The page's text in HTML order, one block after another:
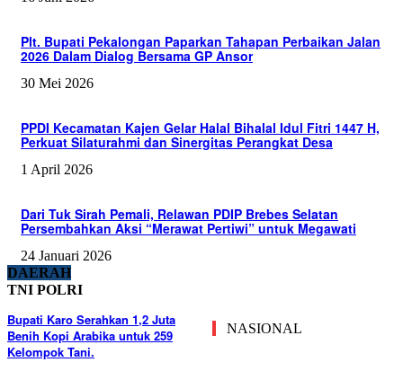
Plt. Bupati Pekalongan Paparkan Tahapan Perbaikan Jalan
2026 Dalam Dialog Bersama GP Ansor
30 Mei 2026
PPDI Kecamatan Kajen Gelar Halal Bihalal Idul Fitri 1447 H,
Perkuat Silaturahmi dan Sinergitas Perangkat Desa
1 April 2026
Dari Tuk Sirah Pemali, Relawan PDIP Brebes Selatan
Persembahkan Aksi “Merawat Pertiwi” untuk Megawati
24 Januari 2026
DAERAH
Bupati Karo Serahkan 1,2 Juta
Benih Kopi Arabika untuk 259
Kelompok Tani.
TNI POLRI
NASIONAL